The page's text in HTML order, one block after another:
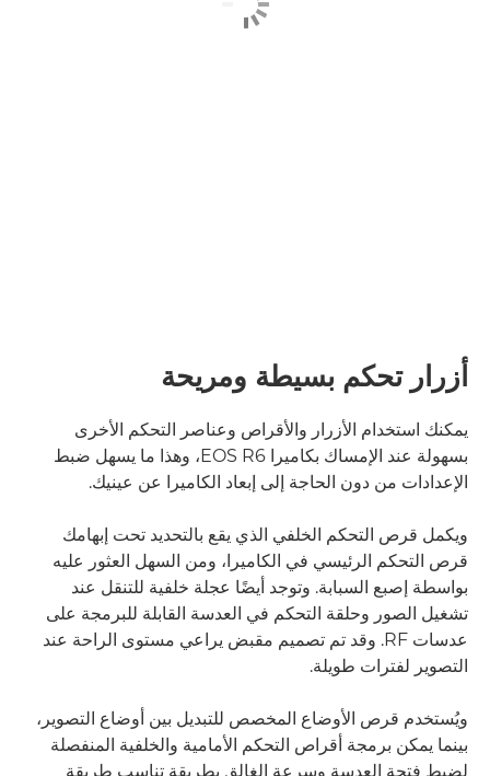
أزرار تحكم بسيطة ومريحة
يمكنك استخدام الأزرار والأقراص وعناصر التحكم الأخرى
بسهولة عند الإمساك بكاميرا EOS R6، وهذا ما يسهل ضبط
الإعدادات من دون الحاجة إلى إبعاد الكاميرا عن عينيك.
ويكمل قرص التحكم الخلفي الذي يقع بالتحديد تحت إبهامك
قرص التحكم الرئيسي في الكاميرا، ومن السهل العثور عليه
بواسطة إصبع السبابة. وتوجد أيضًا عجلة خلفية للتنقل عند
تشغيل الصور وحلقة التحكم في العدسة القابلة للبرمجة على
عدسات RF. وقد تم تصميم مقبض يراعي مستوى الراحة عند
التصوير لفترات طويلة.
ويُستخدم قرص الأوضاع المخصص للتبديل بين أوضاع التصوير،
بينما يمكن برمجة أقراص التحكم الأمامية والخلفية المنفصلة
لضبط فتحة العدسة وسرعة الغالق بطريقة تناسب طريقة